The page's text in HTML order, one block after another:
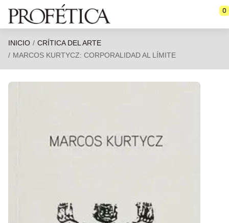
Saltar al contenido principal
0
INICIO
CRÍTICA DEL ARTE
MARCOS KURTYCZ: CORPORALIDAD AL LÍMITE